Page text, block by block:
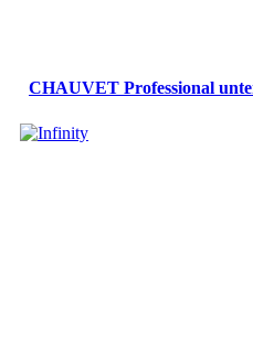
CHAUVET Professional